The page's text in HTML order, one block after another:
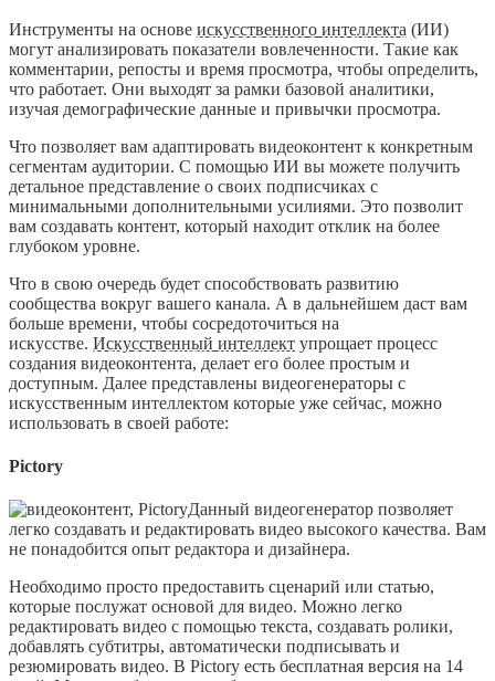
Инструменты на основе искусственного интеллекта (ИИ)
могут анализировать показатели вовлеченности. Такие как
комментарии, репосты и время просмотра, чтобы определить,
что работает. Они выходят за рамки базовой аналитики,
изучая демографические данные и привычки просмотра.
Что позволяет вам адаптировать видеоконтент к конкретным
сегментам аудитории. С помощью ИИ вы можете получить
детальное представление о своих подписчиках с
минимальными дополнительными усилиями. Это позволит
вам создавать контент, который находит отклик на более
глубоком уровне.
Что в свою очередь будет способствовать развитию
сообщества вокруг вашего канала. А в дальнейшем даст вам
больше времени, чтобы сосредоточиться на
искусстве. Искусственный интеллект упрощает процесс
создания видеоконтента, делает его более простым и
доступным. Далее представлены видеогенераторы с
искусственным интеллектом которые уже сейчас, можно
использовать в своей работе:
Рictory
Данный видеогенератор позволяет
легко создавать и редактировать видео высокого качества. Вам
не понадобится опыт редактора и дизайнера.
Необходимо просто предоставить сценарий или статью,
которые послужат основой для видео. Можно легко
редактировать видео с помощью текста, создавать ролики,
добавлять субтитры, автоматически подписывать и
резюмировать видео. В Pictory есть бесплатная версия на 14